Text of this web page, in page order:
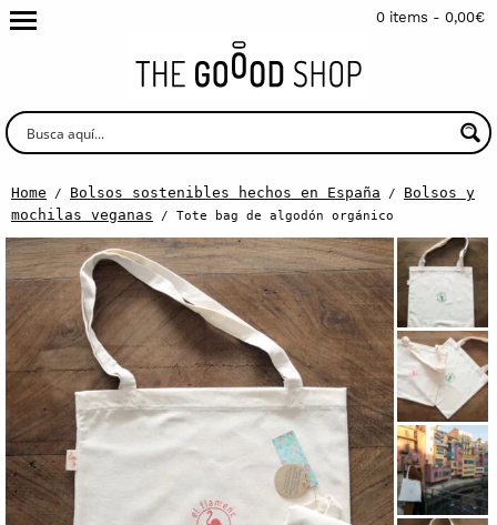
0 items - 0,00€
Home / Bolsos sostenibles hechos en España / Bolsos y
mochilas veganas / Tote bag de algodón orgánico